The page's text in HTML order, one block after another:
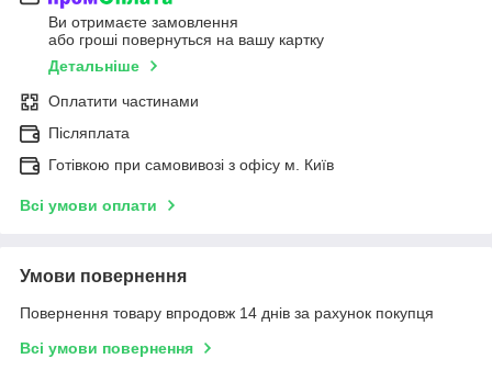
Ви отримаєте замовлення
або гроші повернуться на вашу картку
Детальніше
Оплатити частинами
Післяплата
Готівкою при самовивозі з офісу м. Київ
Всі умови оплати
Умови повернення
Повернення товару впродовж 14 днів за рахунок покупця
Всі умови повернення